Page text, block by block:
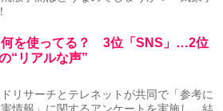
何を使ってる？ 3位「SNS」…2位
“リアルな声”
リサーチとテレネットが共同で「参考に